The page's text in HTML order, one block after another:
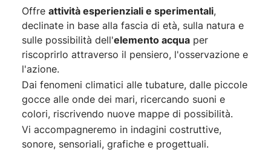
Offre attività esperienziali e sperimentali,
declinate in base alla fascia di età, sulla natura e
sulle possibilità dell'elemento acqua per
riscoprirlo attraverso il pensiero, l'osservazione e
l'azione.
Dai fenomeni climatici alle tubature, dalle piccole
gocce alle onde dei mari, ricercando suoni e
colori, riscrivendo nuove mappe di possibilità.
Vi accompagneremo in indagini costruttive,
sonore, sensoriali, grafiche e progettuali.